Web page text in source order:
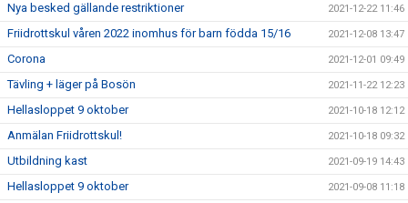
Nya besked gällande restriktioner 2021-12-22 11:46
Friidrottskul våren 2022 inomhus för barn födda 15/16 2021-12-08 13:47
Corona 2021-12-01 09:49
Tävling + läger på Bosön 2021-11-22 12:23
Hellasloppet 9 oktober 2021-10-18 12:12
Anmälan Friidrottskul! 2021-10-18 09:32
Utbildning kast 2021-09-19 14:43
Hellasloppet 9 oktober 2021-09-08 11:18